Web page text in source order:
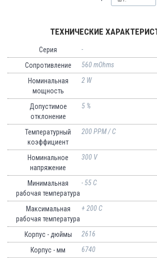
ТЕХНИЧЕСКИЕ
Серия
-
Сопротивление
560 mOhms
Номинальная
мощность
2 W
Допустимое
отклонение
5 %
Температурный
коэффициент
200 PPM / C
Номинальное
напряжение
300 V
Минимальная
рабочая температура
- 55 C
Максимальная
рабочая температура
+ 200 C
Корпус - дюймы
2616
Корпус - мм
6740